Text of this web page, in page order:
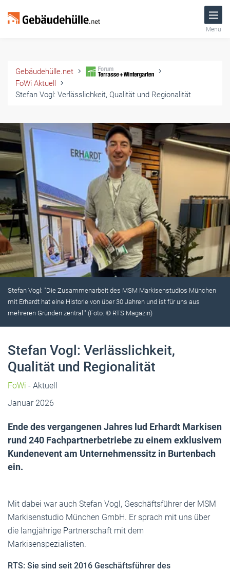
Menü
Gebäudehülle.net
FoWi Aktuell
Stefan Vogl: Verlässlichkeit, Qualität und Regionalität
Stefan Vogl: "Die Zusammenarbeit des MSM Markisenstudios München
mit Erhardt hat eine Historie von über 30 Jahren und ist für uns aus
mehreren Gründen zentral." (Foto: © RTS Magazin)
Stefan Vogl: Verlässlichkeit,
Qualität und Regionalität
FoWi - Aktuell
Januar 2026
Ende des vergangenen Jahres lud Erhardt Markisen
rund 240 Fachpartnerbetriebe zu einem exklusivem
Kundenevent am Unternehmenssitz in Burtenbach
ein.
Mit dabei war auch Stefan Vogl, Geschäftsführer der MSM
Markisenstudio München GmbH. Er sprach mit uns über
die langjährige Partnerschaft mit dem
Markisenspezialisten.
RTS: Sie sind seit 2016 Geschäftsführer des